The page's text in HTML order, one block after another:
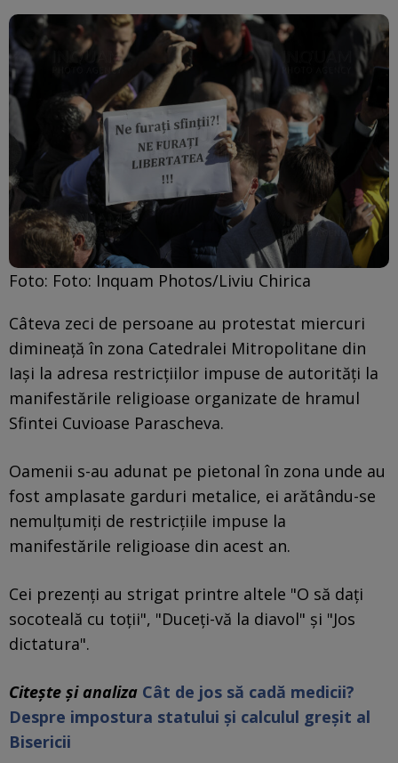
Foto: Foto: Inquam Photos/Liviu Chirica
Câteva zeci de persoane au protestat miercuri
dimineaţă în zona Catedralei Mitropolitane din
Iaşi la adresa restricţiilor impuse de autorităţi la
manifestările religioase organizate de hramul
Sfintei Cuvioase Parascheva.
Oamenii s-au adunat pe pietonal în zona unde au
fost amplasate garduri metalice, ei arătându-se
nemulţumiţi de restricţiile impuse la
manifestările religioase din acest an.
Cei prezenţi au strigat printre altele "O să daţi
socoteală cu toţii", "Duceţi-vă la diavol" şi "Jos
dictatura".
Citeşte şi analiza Cât de jos să cadă medicii?
Despre impostura statului și calculul greșit al
Bisericii